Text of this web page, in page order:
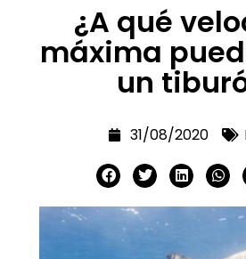
¿A qué
máxima
un
31/08/2020